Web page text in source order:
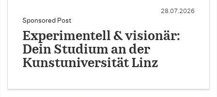
Sponsored Post
28.07.2026
Experimentell & visionär:
Dein Studium an der
Kunstuniversität Linz